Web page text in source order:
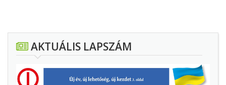
AKTUÁLIS LAPSZÁM